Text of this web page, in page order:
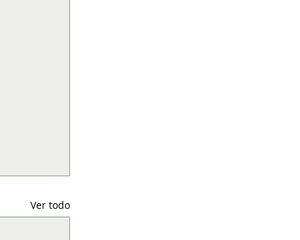
Ver todo